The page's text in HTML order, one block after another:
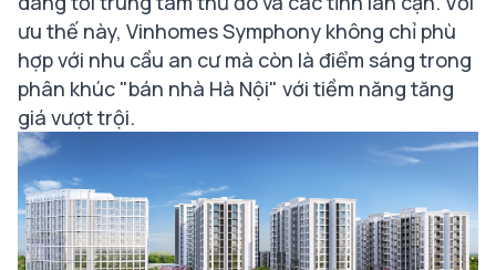
ưu thế này, Vinhomes Symphony không chỉ phù
hợp với nhu cầu an cư mà còn là điểm sáng trong
phân khúc "bán nhà Hà Nội" với tiềm năng tăng
giá vượt trội.